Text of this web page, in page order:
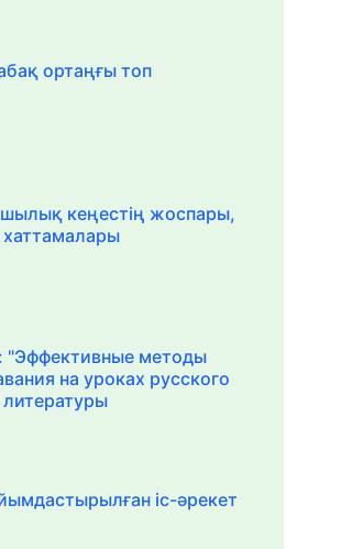
ортаңғы топ
кеңестің жоспары,
"Эффективные методы
на уроках русского
іс-әрекет